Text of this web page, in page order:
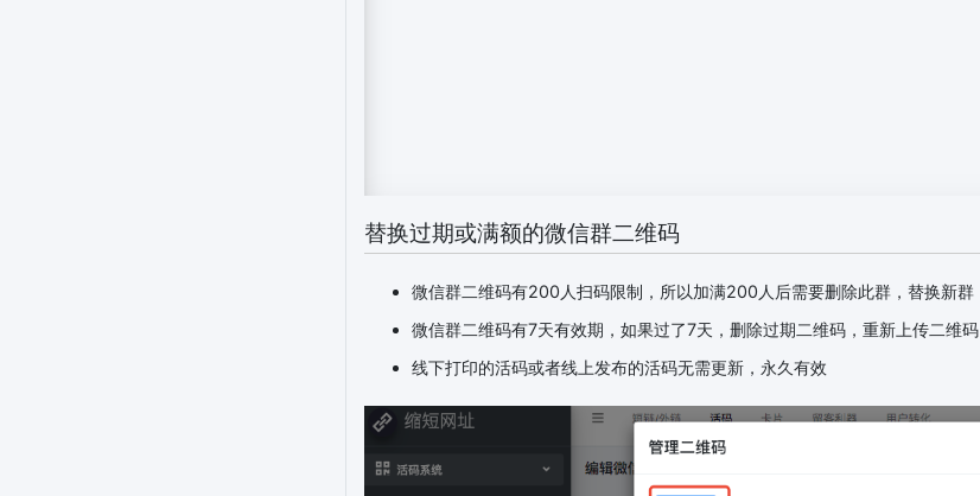
替换过期或满额的微信群二维码
微信群二维码有200人扫码限制，所以加满200人后需要删除此群，替换新群
微信群二维码有7天有效期，如果过了7天，删除过期二维码，重新上传二维码
线下打印的活码或者线上发布的活码无需更新，永久有效